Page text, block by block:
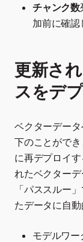
チャンク数
加前に確認
更新さ
スをデ
ベクターデー
下のことがで
に再デプロイ
れたベクター
「パススルー
たデータに自動
モデルワ